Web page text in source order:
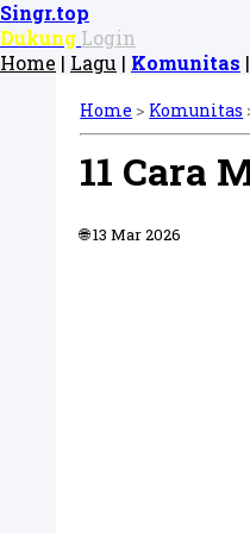
Singr.top
Dukung Login
Home | Lagu | Komunitas |
Home > Komunitas
11 Cara
🌐 13 Mar 2026